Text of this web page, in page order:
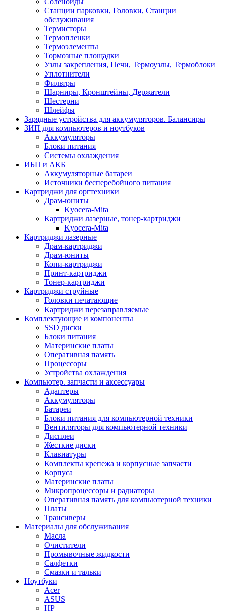
Станции парковки, Головки, Станции
обслуживания
Термисторы
Термопленки
Термоэлементы
Тормозные площадки
Узлы закрепления, Печи, Термоузлы, Термоблоки
Уплотнители
Фильтры
Шарниры, Кронштейны, Держатели
Шестерни
Шлейфы
Зарядные устройства для аккумуляторов. Балансиры
ЗИП для компьютеров и ноутбуков
Аккумуляторы
Блоки питания
Системы охлаждения
ИБП и АКБ
Аккумуляторные батареи
Источники бесперебойного питания
Картриджи для оргтехники
Драм-юниты
Kyocera-Mita
Картриджи лазерные, тонер-картриджи
Kyocera-Mita
Картриджи лазерные
Драм-картриджи
Драм-юниты
Копи-картриджи
Принт-картриджи
Тонер-картриджи
Картриджи струйные
Головки печатающие
Картриджи перезаправляемые
Комплектующие и компоненты
SSD диски
Блоки питания
Материнские платы
Оперативная память
Процессоры
Устройства охлаждения
Компьютер. запчасти и аксессуары
Адаптеры
Аккумуляторы
Батареи
Блоки питания для компьютерной техники
Вентиляторы для компьютерной техники
Дисплеи
Жесткие диски
Клавиатуры
Комплекты крепежа и корпусные запчасти
Корпуса
Материнские платы
Микропроцессоры и радиаторы
Оперативная память для компьютерной техники
Платы
Трансиверы
Материалы для обслуживания
Масла
Очистители
Промывочные жидкости
Салфетки
Смазки и тальки
Ноутбуки
Acer
ASUS
HP